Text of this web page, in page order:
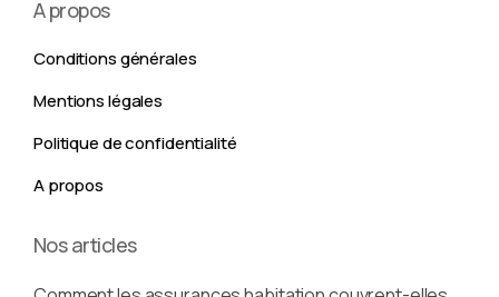
A propos
Conditions générales
Mentions légales
Politique de confidentialité
A propos
Nos articles